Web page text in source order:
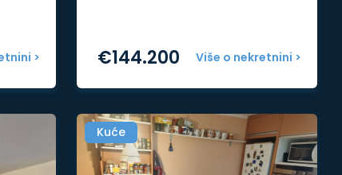
> Više o nekretnini >
€144.200
Kuće